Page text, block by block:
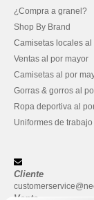
¿Compra a granel?
Shop By Brand
Camisetas locales al
Ventas al por mayor
Camisetas al por
Gorras & gorros al
Ropa deportiva al
Uniformes de
Cliente